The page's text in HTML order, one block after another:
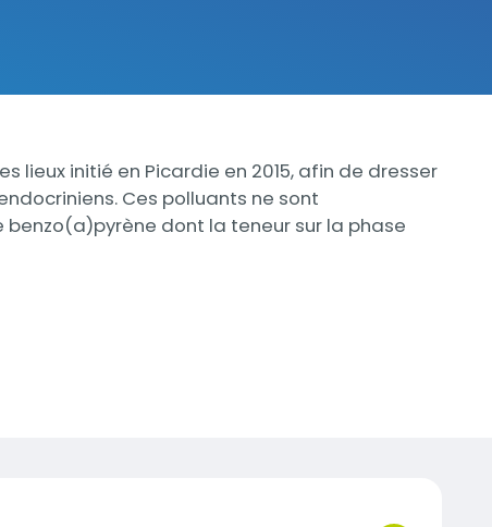
initié en Picardie en 2015, afin de dresser
Ces polluants ne sont
dont la teneur sur la phase